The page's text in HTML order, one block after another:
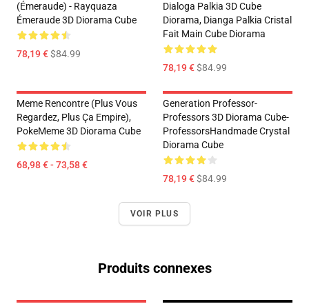
(Émeraude) - Rayquaza
Émeraude 3D Diorama Cube
78,19 €$84.99
Dialoga Palkia 3D Cube
Diorama, Dianga Palkia Cristal
Fait Main Cube Diorama
78,19 €$84.99
Meme Rencontre (Plus Vous
Regardez, Plus Ça Empire),
PokeMeme 3D Diorama Cube
68,98 € - 73,58 €
Generation Professor-
Professors 3D Diorama Cube-
ProfessorsHandmade Crystal
Diorama Cube
78,19 €$84.99
VOIR PLUS
Produits connexes